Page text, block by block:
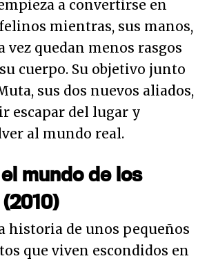
a convertirse en
mientras, sus manos,
vez quedan menos rasgos
cuerpo. Su objetivo junto
sus dos nuevos aliados,
escapar del lugar y
al mundo real.
mundo de los
historia de unos pequeños
que viven escondidos en